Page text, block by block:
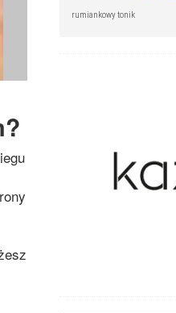
rumiankowy tonik